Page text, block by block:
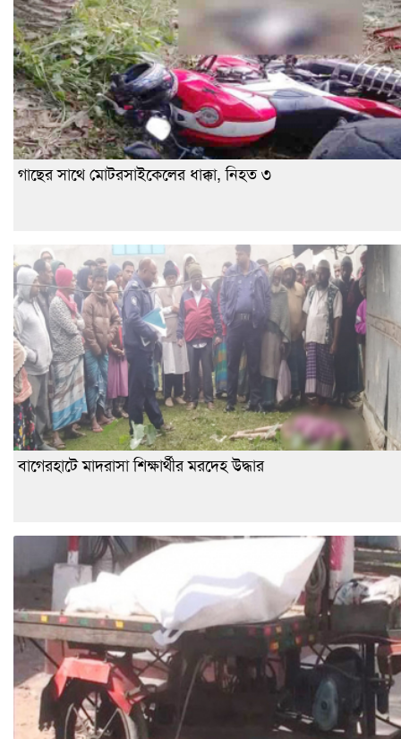
গাছের সাথে মোটরসাইকেলের ধাক্কা, নিহত ৩
বাগেরহাটে মাদরাসা শিক্ষার্থীর মরদেহ উদ্ধার